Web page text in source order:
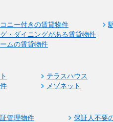
ニー付きの賃貸物件
・ダイニングがある賃貸物件
ムの賃貸物件
テラスハウス
メゾネット
管理物件 保証人不要